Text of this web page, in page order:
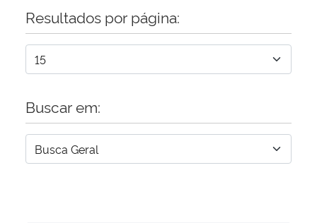
Resultados por página:
Buscar em: